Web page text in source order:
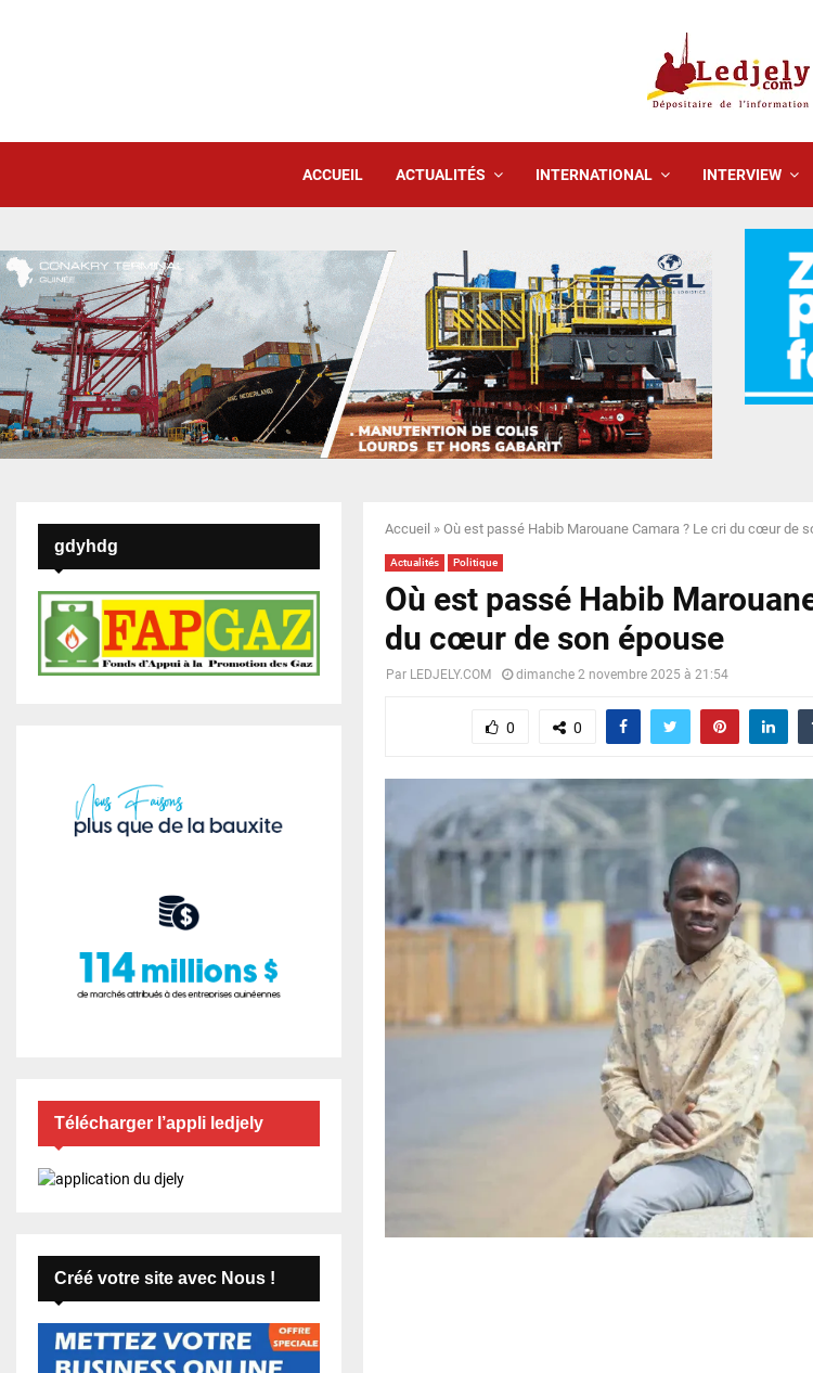
ACCUEIL ACTUALITÉS INTERNATIONAL INTERVIEW
Accueil » Où est passé Habib Marouane Camara ? Le cri du cœur de
Actualités Politique
Où est passé Habib
du cœur de son épouse
Par LEDJELY.COM dimanche 2 novembre 2025 à 21:54
0 0
gdyhdg
Télécharger l’appli ledjely
Créé votre site avec Nous !